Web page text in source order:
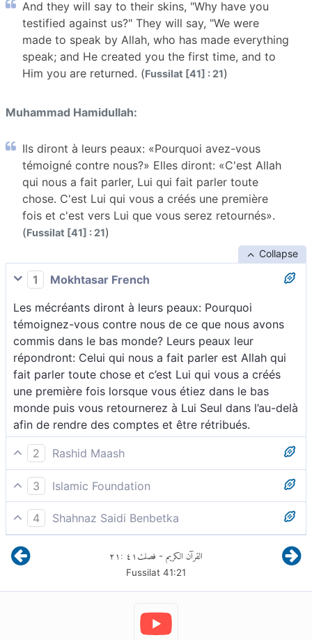
And they will say to their skins, "Why have you
testified against us?" They will say, "We were
made to speak by Allah, who has made everything
speak; and He created you the first time, and to
Him you are returned. (Fussilat [41] : 21)
Muhammad Hamidullah:
Ils diront à leurs peaux: «Pourquoi avez-vous
témoigné contre nous?» Elles diront: «C'est Allah
qui nous a fait parler, Lui qui fait parler toute
chose. C'est Lui qui vous a créés une première
fois et c'est vers Lui que vous serez retournés».
(Fussilat [41] : 21)
Collapse
1
Mokhtasar French
Les mécréants diront à leurs peaux: Pourquoi
témoignez-vous contre nous de ce que nous avons
commis dans le bas monde? Leurs peaux leur
répondront: Celui qui nous a fait parler est Allah qui
fait parler toute chose et c’est Lui qui vous a créés
une première fois lorsque vous étiez dans le bas
monde puis vous retournerez à Lui Seul dans l’au-delà
afin de rendre des comptes et être rétribués.
2
Rashid Maash
21 Ils diront à leur peau : « Pourquoi témoignez-vous
contre nous ? » Celle-ci répondra : « C’est Allah qui
nous a fait parler, Lui qui fait parler toute chose. »
C’est Lui qui vous a créés une première fois et c’est à
Lui que vous avez été ramenés.
3
Islamic Foundation
« Pourquoi témoignez-vous contre nous ? » diront-ils
à leurs peaux. Celles-ci répondront : « Allah nous a
fait parler, Lui Qui fait parler Toute chose. C’est Lui
Qui vous a créés la première fois et vers Qui vous
4
Shahnaz Saidi Benbetka
Ils diront à leur peau : « Pourquoi témoignez-vous
contre nous?». Elle leur répondra : « C’est Dieu qui
nous a doté de l’élocution, Celui qui dote toute chose
du langage, Qui vous a créés une première fois et
vers Lui vous êtes ramenés
القرآن الكريم - فصلت٤١ :٢١
Fussilat 41:21